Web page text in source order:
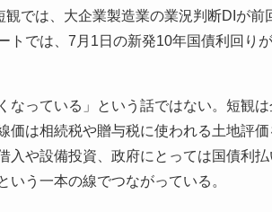
では、大企業製造業の業況判断DIが前
トでは、7月1日の新発10年国債利回り
なっている」という話ではない。短観
価は相続税や贈与税に使われる土地評
入や設備投資、政府にとっては国債利
う一本の線でつながっている。